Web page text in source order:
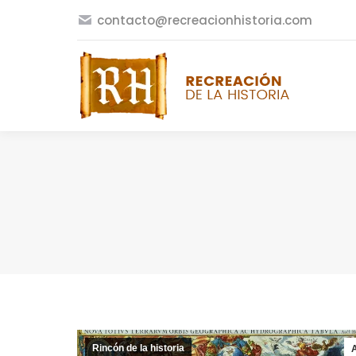
contacto@recreacionhistoria.com
Rincón de la historia